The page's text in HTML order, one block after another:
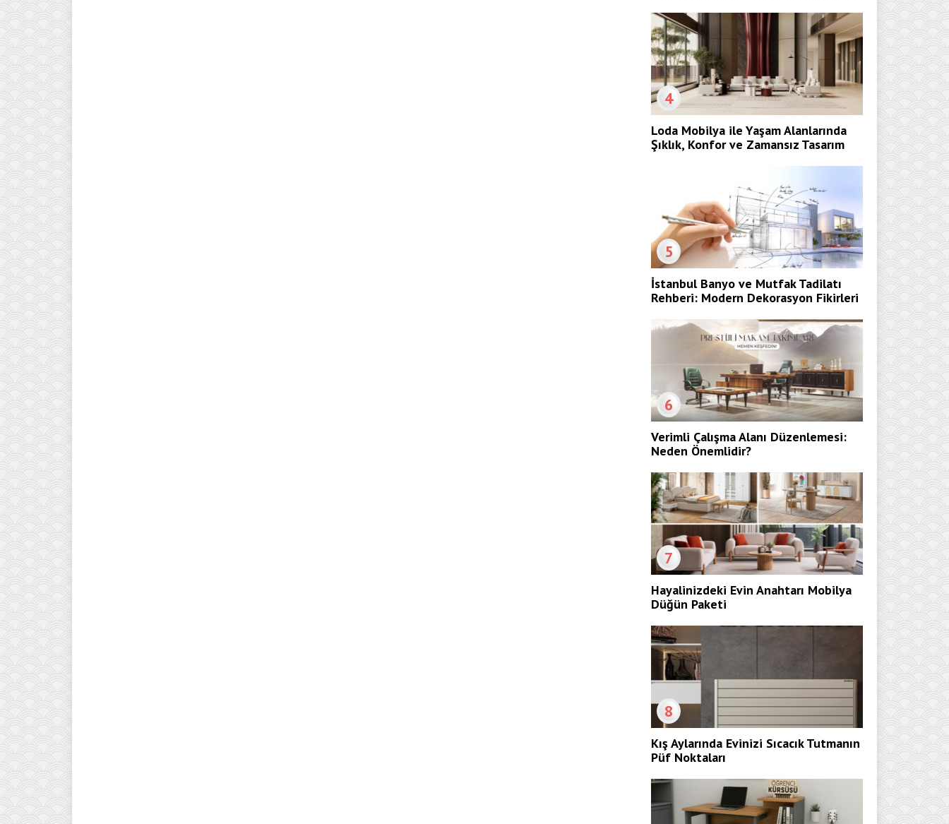
4
Loda Mobilya ile Yaşam Alanlarında
Şıklık, Konfor ve Zamansız Tasarım
5
İstanbul Banyo ve Mutfak Tadilatı
Rehberi: Modern Dekorasyon Fikirleri
6
Verimli Çalışma Alanı Düzenlemesi:
Neden Önemlidir?
7
Hayalinizdeki Evin Anahtarı Mobilya
Düğün Paketi
8
Kış Aylarında Evinizi Sıcacık Tutmanın
Püf Noktaları